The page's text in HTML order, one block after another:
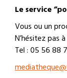
Le service
Vous ou un
N’hésitez pas
Tel : 05 56 88